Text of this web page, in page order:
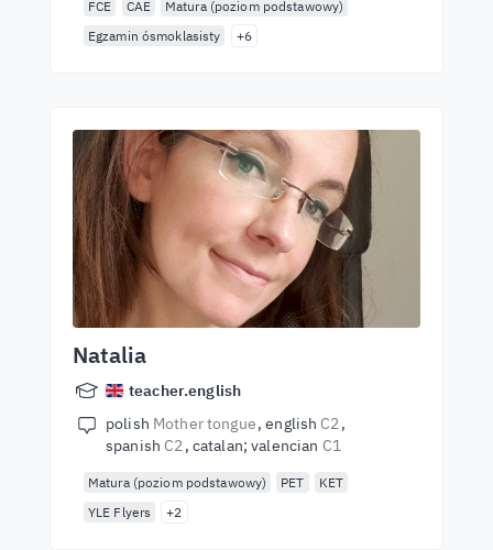
FCE CAE
Matura (poziom podstawowy)
Egzamin ósmoklasisty
+6
Natalia
teacher.english
polish Mother tongue english C2
spanish C2 catalan; valencian C1
Matura (poziom podstawowy) PET
KET
YLE Flyers
+2